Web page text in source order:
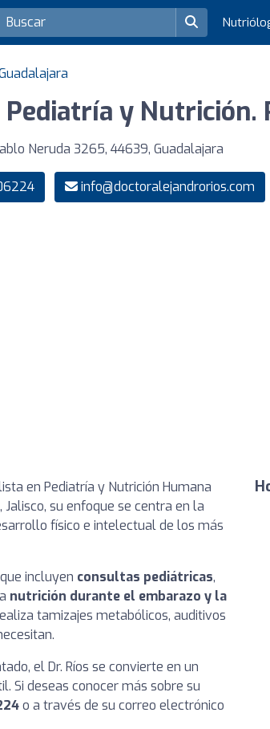
y Nutrición.
Neruda 3265, 44639, Guadalajara
info@doctoralejandrorios.com
en Pediatría y Nutrición Humana
su enfoque se centra en la
físico e intelectual de los más
incluyen consultas pediátricas,
nutrición durante el embarazo y la
tamizajes metabólicos, auditivos
el Dr. Ríos se convierte en un
Si deseas conocer más sobre su
o a través de su correo electrónico